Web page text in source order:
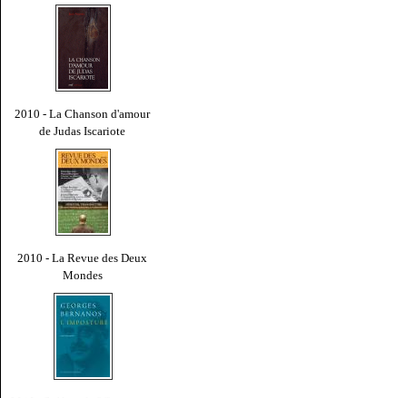
2010 - La Chanson d'amour
de Judas Iscariote
2010 - La Revue des Deux
Mondes